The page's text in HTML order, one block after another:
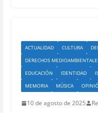
ACTUALIDAD CULTURA
DERECHOS
EDUCACIÓN
IDENTIDAD
MEMORIA
MÚSICA
10 de agosto de 2025